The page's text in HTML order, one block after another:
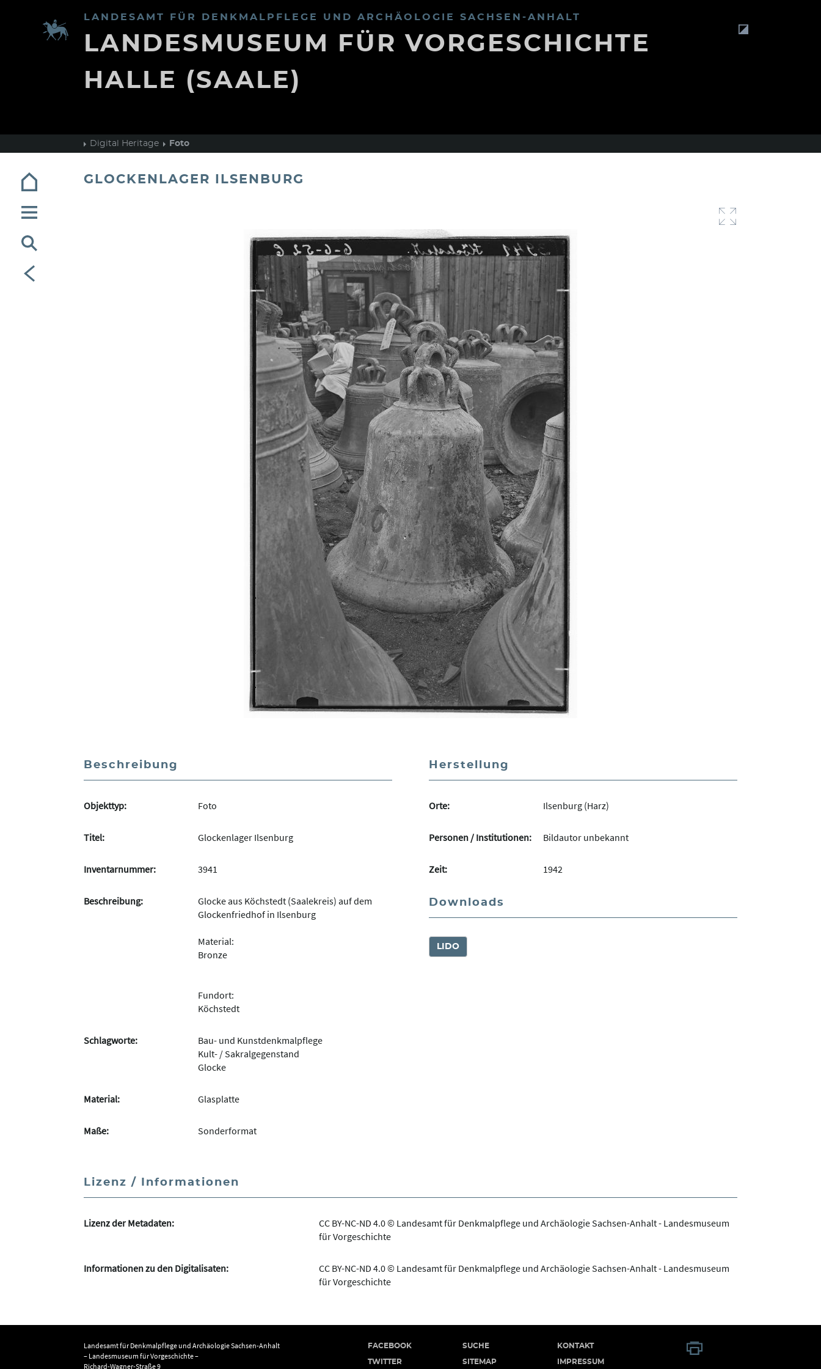
LANDESAMT FÜR DENKMALPFLEGE UND ARCHÄOLOGIE SACHSEN-ANHALT
LANDESMUSEUM FÜR VORGESCHICHTE
HALLE (SAALE)
Digital Heritage Foto
GLOCKENLAGER ILSENBURG
Beschreibung
Objekttyp: Foto
Titel: Glockenlager Ilsenburg
Inventarnummer: 3941
Beschreibung:
Glocke aus Köchstedt (Saalekreis) auf dem
Glockenfriedhof in Ilsenburg
Material:
Bronze
Fundort:
Köchstedt
Schlagworte:
Bau- und Kunstdenkmalpflege
Kult- / Sakralgegenstand
Glocke
Material: Glasplatte
Maße: Sonderformat
Herstellung
Orte: Ilsenburg (Harz)
Personen / Institutionen: Bildautor unbekannt
Zeit: 1942
Downloads
LIDO
Lizenz / Informationen
Lizenz der Metadaten:
CC BY-NC-ND 4.0 © Landesamt für Denkmalpflege und Archäologie Sachsen-Anhalt - Landesmuseum
für Vorgeschichte
Informationen zu den Digitalisaten:
CC BY-NC-ND 4.0 © Landesamt für Denkmalpflege und Archäologie Sachsen-Anhalt - Landesmuseum
für Vorgeschichte
Landesamt für Denkmalpflege und Archäologie Sachsen-Anhalt
– Landesmuseum für Vorgeschichte –
Richard-Wagner-Straße 9
FACEBOOK
TWITTER
SUCHE
SITEMAP
KONTAKT
IMPRESSUM